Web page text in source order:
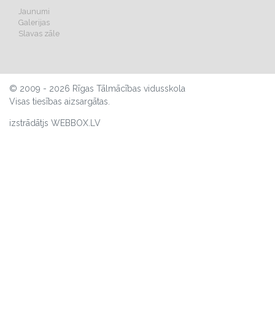
Jaunumi
Galerijas
Slavas zāle
© 2009 - 2026 Rīgas Tālmācības vidusskola
Visas tiesības aizsargātas.
izstrādātjs WEBBOX.LV